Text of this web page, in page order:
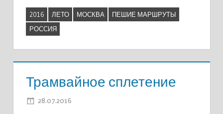
2016 ЛЕТО МОСКВА
ПЕШИЕ МАРШРУТЫ
РОССИЯ
Трамвайное сплетение
28.07.2016